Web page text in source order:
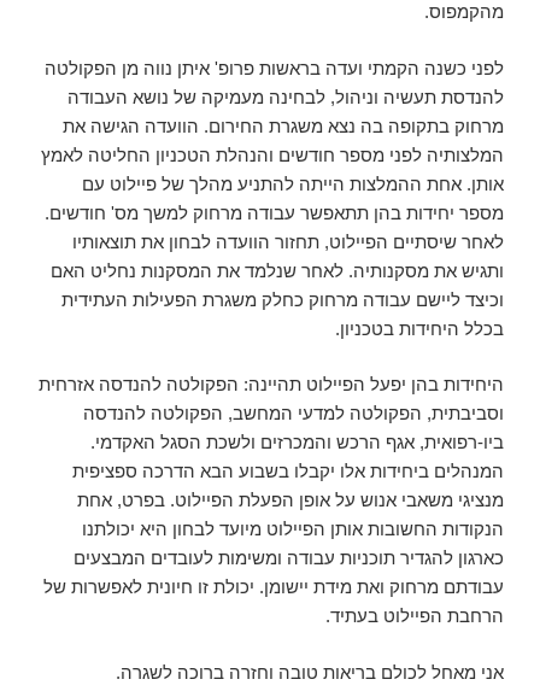
מהקמפוס.
לפני כשנה הקמתי ועדה בראשות פרופ' איתן נווה מן הפקולטה
להנדסת תעשיה וניהול, לבחינה מעמיקה של נושא העבודה
מרחוק בתקופה בה נצא משגרת החירום. הוועדה הגישה את
המלצותיה לפני מספר חודשים והנהלת הטכניון החליטה לאמץ
אותן. אחת ההמלצות הייתה להתניע מהלך של פיילוט עם
מספר יחידות בהן תתאפשר עבודה מרחוק למשך מס' חודשים.
לאחר שיסתיים הפיילוט, תחזור הוועדה לבחון את תוצאותיו
ותגיש את מסקנותיה. לאחר שנלמד את המסקנות נחליט האם
וכיצד ליישם עבודה מרחוק כחלק משגרת הפעילות העתידית
בכלל היחידות בטכניון.
היחידות בהן יפעל הפיילוט תהיינה: הפקולטה להנדסה אזרחית
וסביבתית, הפקולטה למדעי המחשב, הפקולטה להנדסה
ביו-רפואית, אגף הרכש והמכרזים ולשכת הסגל האקדמי.
המנהלים ביחידות אלו יקבלו בשבוע הבא הדרכה ספציפית
מנציגי משאבי אנוש על אופן הפעלת הפיילוט. בפרט, אחת
הנקודות החשובות אותן הפיילוט מיועד לבחון היא יכולתנו
כארגון להגדיר תוכניות עבודה ומשימות לעובדים המבצעים
עבודתם מרחוק ואת מידת יישומן. יכולת זו חיונית לאפשרות של
הרחבת הפיילוט בעתיד.
אני מאחל לכולם בריאות טובה וחזרה ברוכה לשגרה.